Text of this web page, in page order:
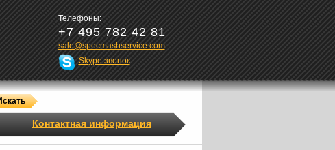
Телефоны:
+7 495 782 42 81
sale@specmashservice.com
Skype звонок
Контактная информация